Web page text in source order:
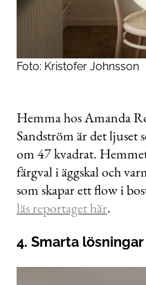
Foto: Kristofer Johnsson
Hemma hos Amanda
Sandström är det ljuset
om 47 kvadrat.
färgval i äggskal och
som skapar ett flow i
läs reportaget här.
4. Smarta